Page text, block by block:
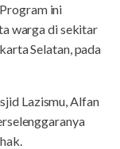
ini
warga di sekitar
Selatan, pada
Lazismu, Alfan